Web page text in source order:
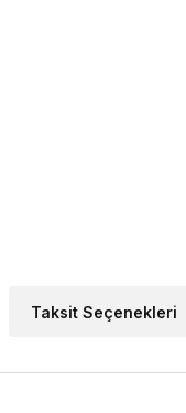
Taksit Seçenekleri